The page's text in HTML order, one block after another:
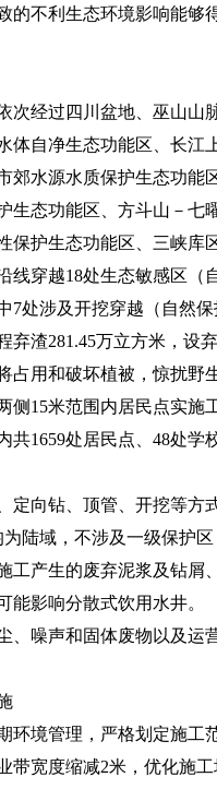
的不利生态环境影响能
经过四川盆地、巫山山
体自净生态功能区、长
郊水源水质保护生态功
生态功能区、方斗山－
保护生态功能区、三峡库
线穿越18处生态敏感区（
7处涉及开挖穿越（自然
弃渣281.45万立方米，设
用和破坏植被，惊扰野
米范围内居民点实施
共1659处居民点、48处
向钻、顶管、开挖等方
陆域，不涉及一级保护
工产生的废弃泥浆及钻
能影响分散式饮用水井。
噪声和固体废物以及运
境管理，严格划定施工
带宽度缩减2米，优化施